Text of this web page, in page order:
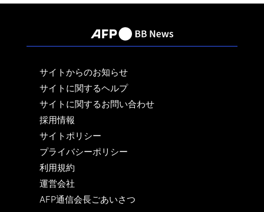
サイトからのお知らせ
サイトに関するヘルプ
サイトに関するお問い合わせ
採用情報
サイトポリシー
プライバシーポリシー
利用規約
運営会社
AFP通信会長ごあいさつ